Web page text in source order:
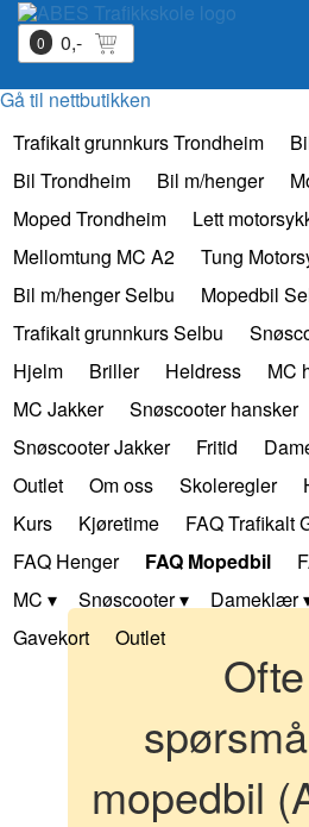
0
0,-
Gå til nettbutikken
Trafikalt grunnkurs Trondheim
Bil Trondheim
Bil m/henger
Moped Trondheim
Lett
Mellomtung MC A2
Tung
Bil m/henger Selbu
Mopedbil
Trafikalt grunnkurs Selbu
Hjelm
Briller Heldress MC
MC Jakker
Snøscooter hansker
Snøscooter Jakker
Fritid
Outlet
Om oss Skoleregler
Kurs
Kjøretime FAQ Trafikalt
FAQ Henger
FAQ Mopedbil
MC
Snøscooter Dameklær
Gavekort
Outlet
mopedbil